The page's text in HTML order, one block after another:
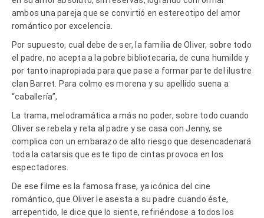
ambos una pareja que se convirtió en estereotipo del amor
romántico por excelencia.
Por supuesto, cual debe de ser, la familia de Oliver, sobre todo
el padre, no acepta a la pobre bibliotecaria, de cuna humilde y
por tanto inapropiada para que pase a formar parte del ilustre
clan Barret. Para colmo es morena y su apellido suena a
“caballería”,
La trama, melodramática a más no poder, sobre todo cuando
Oliver se rebela y reta al padre y se casa con Jenny, se
complica con un embarazo de alto riesgo que desencadenará
toda la catarsis que este tipo de cintas provoca en los
espectadores.
De ese filme es la famosa frase, ya icónica del cine
romántico, que Oliver le asesta a su padre cuando éste,
arrepentido, le dice que lo siente, refiriéndose a todos los